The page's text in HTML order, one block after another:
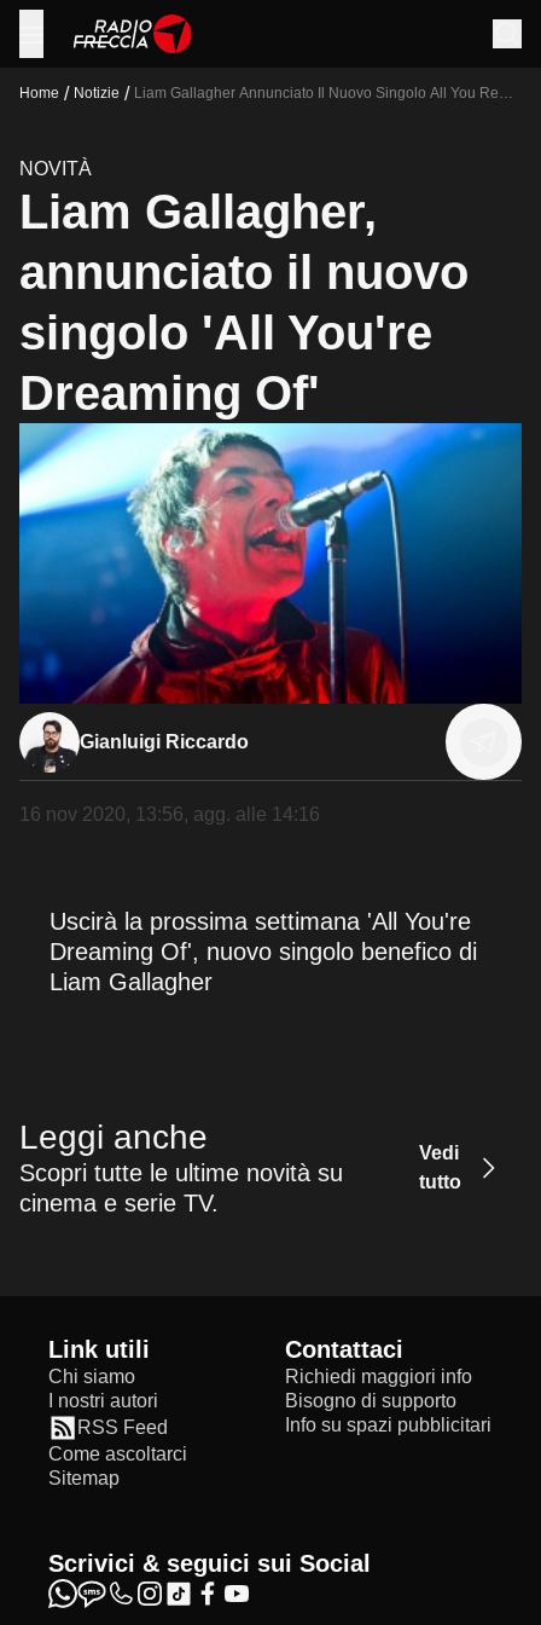
Home / Notizie / Liam Gallagher Annunciato Il Nuovo Singolo All You Re
NOVITÀ
Liam Gallagher,
annunciato il nuovo
singolo 'All You're
Dreaming Of'
Gianluigi Riccardo
16 nov 2020, 13:56, agg. alle 14:16
Uscirà la prossima settimana 'All You're
Dreaming Of', nuovo singolo benefico di
Liam Gallagher
Leggi anche
Scopri tutte le ultime novità su
cinema e serie TV.
Vedi
tutto
Link utili
Chi siamo
I nostri autori
RSS Feed
Come ascoltarci
Sitemap
Contattaci
Richiedi maggiori info
Bisogno di supporto
Info su spazi pubblicitari
Scrivici & seguici sui Social